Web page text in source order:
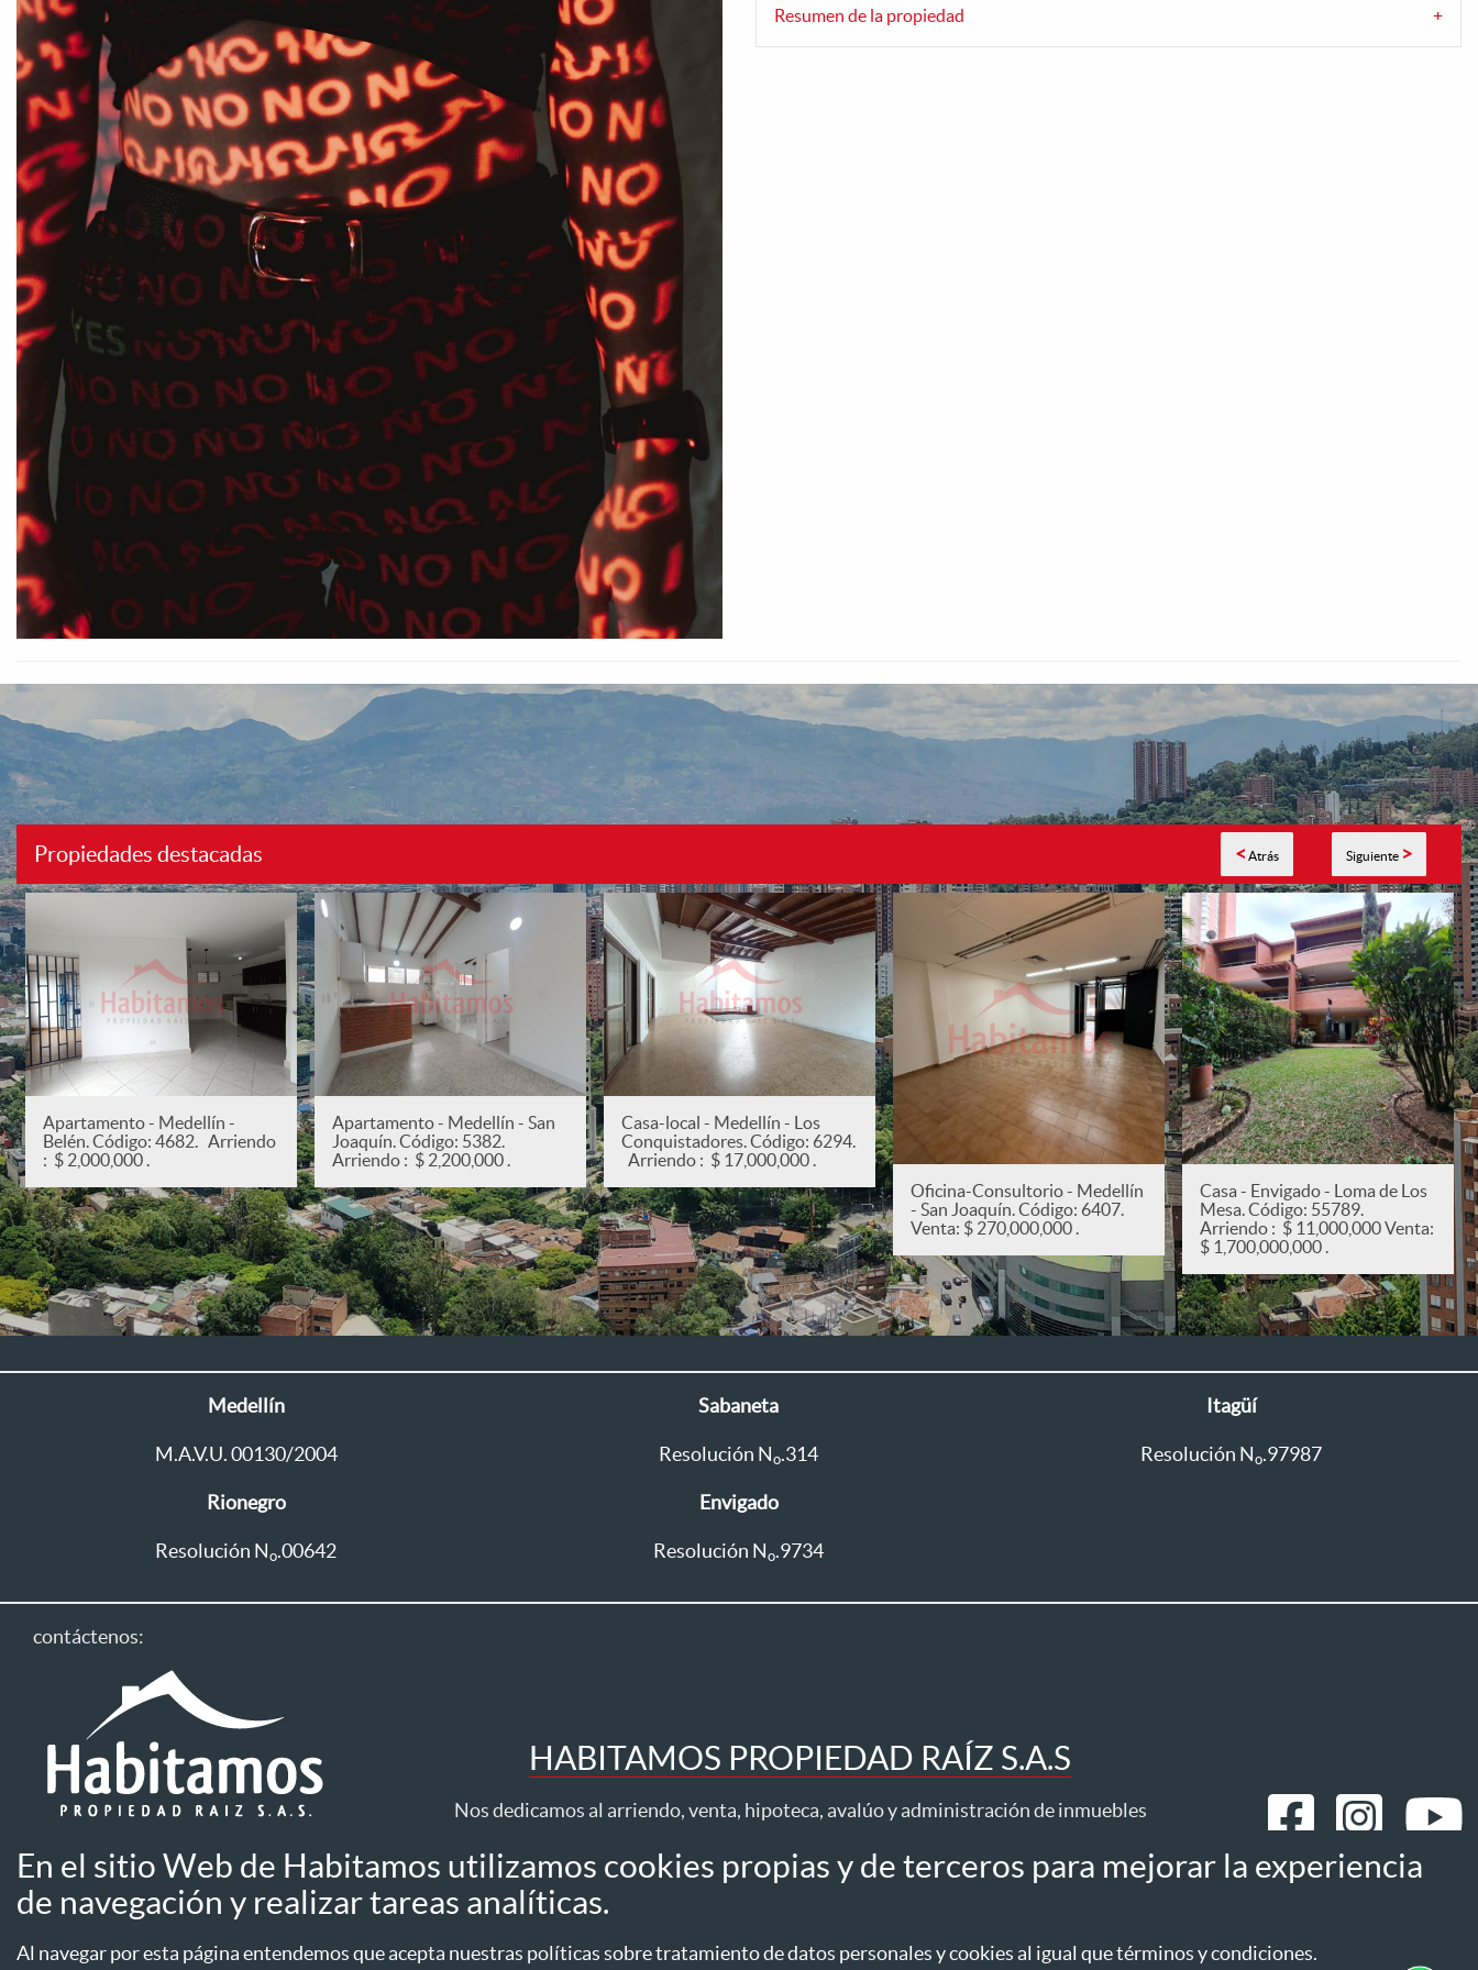
Resumen de la propiedad
Propiedades destacadas < Atrás Siguiente >
Apartamento - Medellín -
Belén. Código: 4682. Arriendo
: $ 2,000,000 .
Apartamento - Medellín - San
Joaquín. Código: 5382.
Arriendo : $ 2,200,000 .
Casa-local - Medellín - Los
Conquistadores. Código: 6294.
Arriendo : $ 17,000,000 .
Oficina-Consultorio - Medellín
- San Joaquín. Código: 6407.
Venta: $ 270,000,000 .
Casa - Envigado - Loma de Los
Mesa. Código: 55789.
Arriendo : $ 11,000,000 Venta:
$ 1,700,000,000 .
Medellín
M.A.V.U. 00130/2004
Sabaneta
Resolución No.314
Itagüí
Resolución No.97987
Rionegro
Resolución No.00642
Envigado
Resolución No.9734
contáctenos:
Línea única: 604 411 1333
HABITAMOS PROPIEDAD RAÍZ S.A.S
Nos dedicamos al arriendo, venta, hipoteca, avalúo y administración de inmuebles
Todos los derechos reservados ® 2026 Habitamos
Aviso de privacidad Tratamiento datos
En el sitio Web de Habitamos utilizamos cookies propias y de terceros para mejorar la experiencia
de navegación y realizar tareas analíticas.
Al navegar por esta página entendemos que acepta nuestras políticas sobre tratamiento de datos personales y cookies al igual que términos y condiciones.